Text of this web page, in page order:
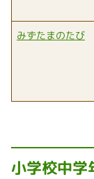
みずたまのたび
小学校中学